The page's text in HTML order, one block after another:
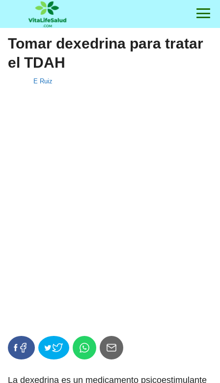
Tomar dexedrina para tratar
el TDAH
E Ruiz
La dexedrina es un medicamento psicoestimulante